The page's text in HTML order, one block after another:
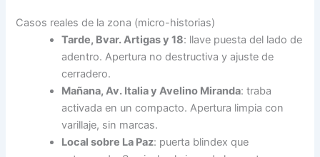
Casos reales de la zona (micro-historias)
Tarde, Bvar. Artigas y 18: llave puesta del lado de
adentro. Apertura no destructiva y ajuste de
cerradero.
Mañana, Av. Italia y Avelino Miranda: traba
activada en un compacto. Apertura limpia con
varillaje, sin marcas.
Local sobre La Paz: puerta blindex que